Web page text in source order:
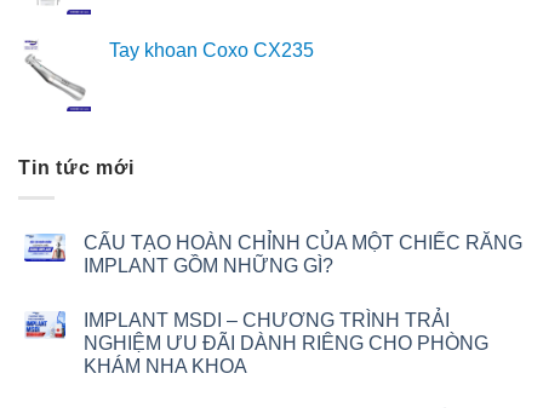
Tay khoan Coxo CX235
Tin tức mới
CẤU TẠO HOÀN CHỈNH CỦA MỘT CHIẾC RĂNG
IMPLANT GỒM NHỮNG GÌ?
IMPLANT MSDI – CHƯƠNG TRÌNH TRẢI
NGHIỆM ƯU ĐÃI DÀNH RIÊNG CHO PHÒNG
KHÁM NHA KHOA